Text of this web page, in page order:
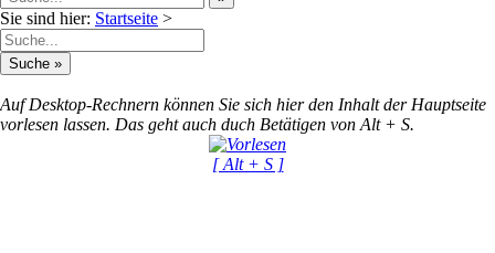
Sie sind hier: Startseite >
Auf Desktop-Rechnern können Sie sich hier den Inhalt der Hauptseite
vorlesen lassen. Das geht auch duch Betätigen von Alt + S.
[ Alt + S ]